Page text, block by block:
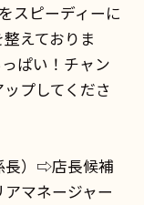
スピーディーに
えておりま
ぱい！チャン
プしてくださ
）⇨店長候補
マネージャー